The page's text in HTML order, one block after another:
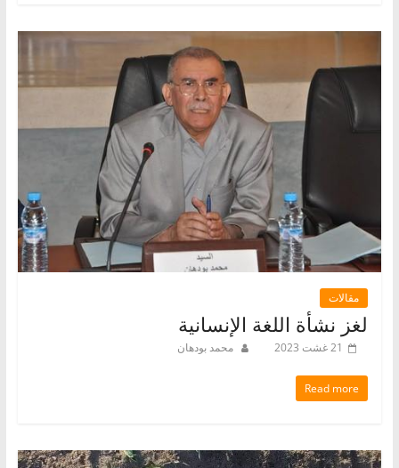
مقالات
لغز نشأة اللغة الإنسانية
21 غشت 2023 محمد بودهان
Read more